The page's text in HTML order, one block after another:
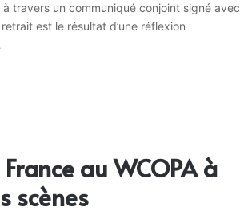
travers un communiqué conjoint signé avec
est le résultat d’une réflexion
au WCOPA à
scènes